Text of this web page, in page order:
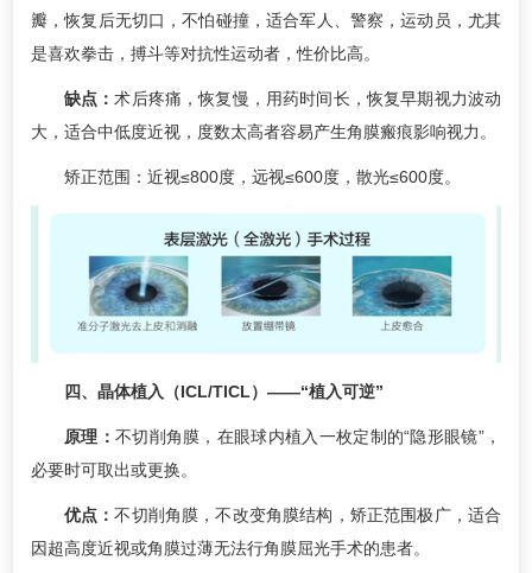
瓣，恢复后无切口，不怕碰撞，适合军人、警察，运动员，尤其
是喜欢拳击，搏斗等对抗性运动者，性价比高。
缺点：术后疼痛，恢复慢，用药时间长，恢复早期视力波动
大，适合中低度近视，度数太高者容易产生角膜瘢痕影响视力。
矫正范围：近视≤800度，远视≤600度，散光≤600度。
四、晶体植入（ICL/TICL）——“植入可逆”
原理： 不切削角膜，在眼球内植入一枚定制的“隐形眼镜”，
必要时可取出或更换。
优点：不切削角膜，不改变角膜结构，矫正范围极广，适合
因超高度近视或角膜过薄无法行角膜屈光手术的患者。